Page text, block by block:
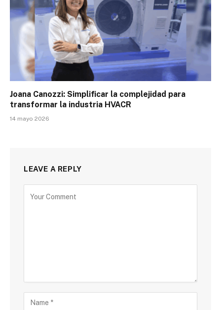
Joana Canozzi: Simplificar la complejidad para
transformar la industria HVACR
14 mayo 2026
LEAVE A REPLY